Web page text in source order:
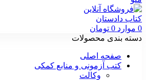
0 موارد 0 تومان
دسته بندی محصولات
صفحه اصلی
کتب آزمونی و منابع کمکی
وکالت